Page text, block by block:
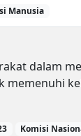
Manusia
dalam
Komisi